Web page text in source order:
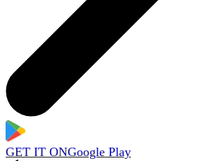
GET IT ONGoogle Play